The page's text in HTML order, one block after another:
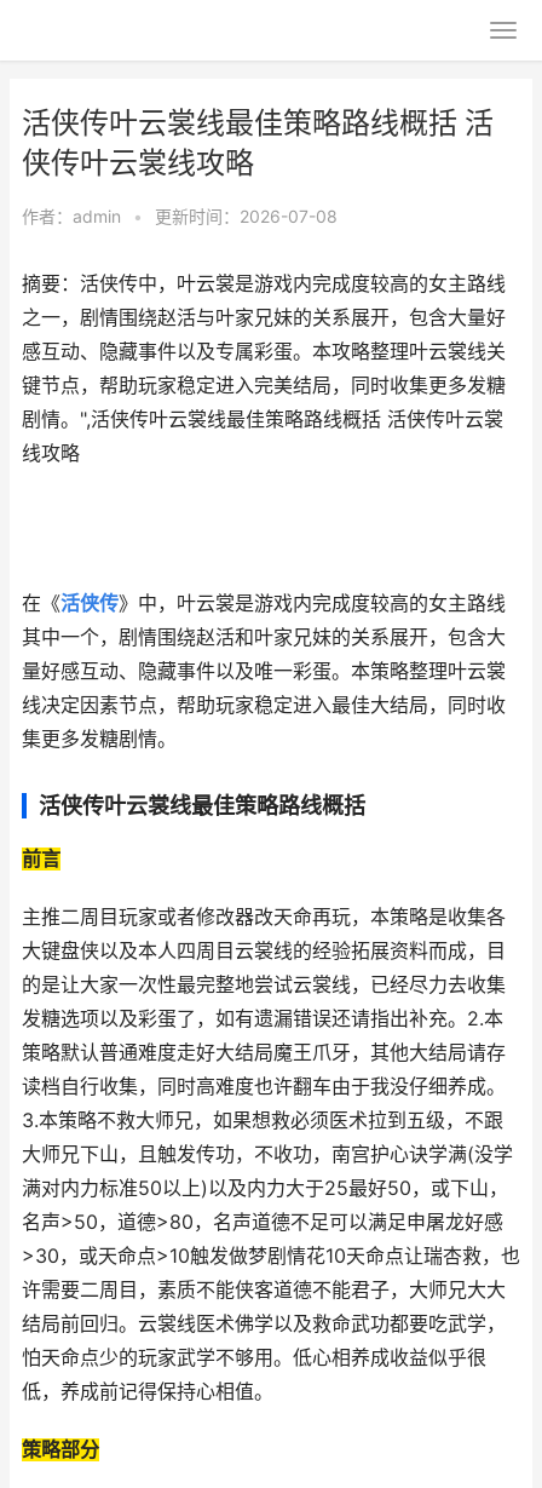
活侠传叶云裳线最佳策略路线概括 活
侠传叶云裳线攻略
作者： admin • 更新时间：2026-07-08
摘要：活侠传中，叶云裳是游戏内完成度较高的女主路线
之一，剧情围绕赵活与叶家兄妹的关系展开，包含大量好
感互动、隐藏事件以及专属彩蛋。本攻略整理叶云裳线关
键节点，帮助玩家稳定进入完美结局，同时收集更多发糖
剧情。",活侠传叶云裳线最佳策略路线概括 活侠传叶云裳
线攻略
在《活侠传》中，叶云裳是游戏内完成度较高的女主路线
其中一个，剧情围绕赵活和叶家兄妹的关系展开，包含大
量好感互动、隐藏事件以及唯一彩蛋。本策略整理叶云裳
线决定因素节点，帮助玩家稳定进入最佳大结局，同时收
集更多发糖剧情。
活侠传叶云裳线最佳策略路线概括
前言
主推二周目玩家或者修改器改天命再玩，本策略是收集各
大键盘侠以及本人四周目云裳线的经验拓展资料而成，目
的是让大家一次性最完整地尝试云裳线，已经尽力去收集
发糖选项以及彩蛋了，如有遗漏错误还请指出补充。2.本
策略默认普通难度走好大结局魔王爪牙，其他大结局请存
读档自行收集，同时高难度也许翻车由于我没仔细养成。
3.本策略不救大师兄，如果想救必须医术拉到五级，不跟
大师兄下山，且触发传功，不收功，南宫护心诀学满(没学
满对内力标准50以上)以及内力大于25最好50，或下山，
名声>50，道德>80，名声道德不足可以满足申屠龙好感
>30，或天命点>10触发做梦剧情花10天命点让瑞杏救，也
许需要二周目，素质不能侠客道德不能君子，大师兄大大
结局前回归。云裳线医术佛学以及救命武功都要吃武学，
怕天命点少的玩家武学不够用。低心相养成收益似乎很
低，养成前记得保持心相值。
策略部分